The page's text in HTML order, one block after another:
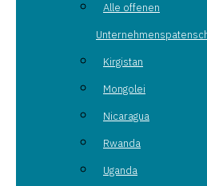
Alle offenen
Kirgistan
Mongolei
Nicaragua
Rwanda
Uganda